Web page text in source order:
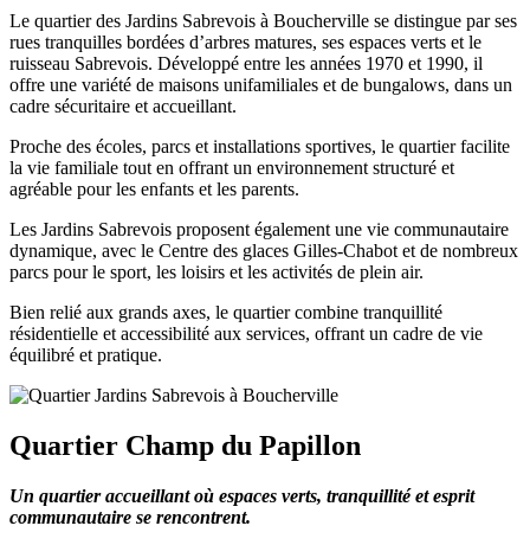
Le quartier des Jardins Sabrevois à Boucherville se distingue par ses
rues tranquilles bordées d’arbres matures, ses espaces verts et le
ruisseau Sabrevois. Développé entre les années 1970 et 1990, il
offre une variété de maisons unifamiliales et de bungalows, dans un
cadre sécuritaire et accueillant.
Proche des écoles, parcs et installations sportives, le quartier facilite
la vie familiale tout en offrant un environnement structuré et
agréable pour les enfants et les parents.
Les Jardins Sabrevois proposent également une vie communautaire
dynamique, avec le Centre des glaces Gilles-Chabot et de nombreux
parcs pour le sport, les loisirs et les activités de plein air.
Bien relié aux grands axes, le quartier combine tranquillité
résidentielle et accessibilité aux services, offrant un cadre de vie
équilibré et pratique.
Quartier Champ du Papillon
Un quartier accueillant où espaces verts, tranquillité et esprit
communautaire se rencontrent.